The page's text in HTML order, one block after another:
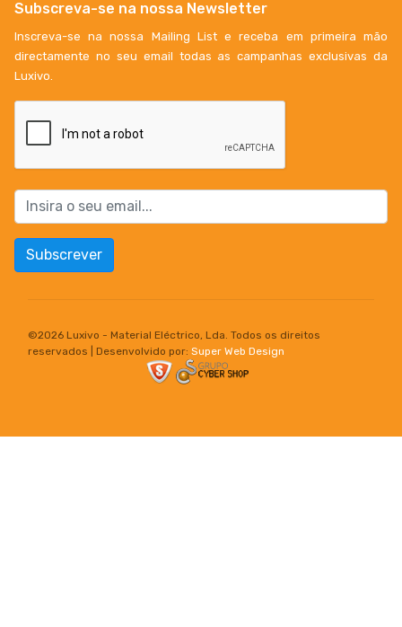
Subscreva-se na nossa Newsletter
Inscreva-se na nossa Mailing List e receba em primeira mão
directamente no seu email todas as campanhas exclusivas da
Luxivo.
Subscrever
©2026 Luxivo - Material Eléctrico, Lda. Todos os direitos
reservados | Desenvolvido por: Super Web Design